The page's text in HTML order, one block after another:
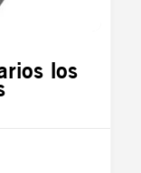
los